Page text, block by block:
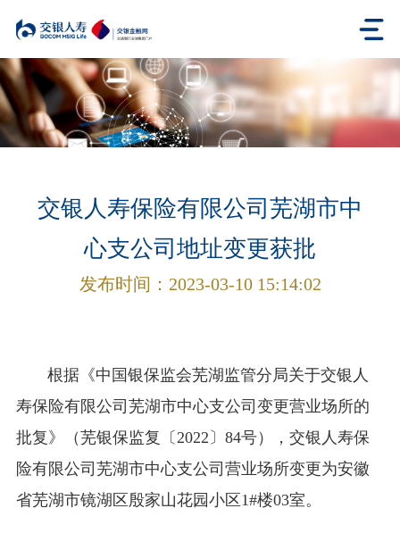
交银人寿保险有限公司芜湖市中
心支公司地址变更获批
发布时间： 2023-03-10 15:14:02
根据《中国银保监会芜湖监管分局关于交银人
寿保险有限公司 芜湖市中心支公司 变更营业场所的
批复》（芜银保监复 〔2022〕 84号），交银人寿保
险有限公司 芜湖市中心支公司 营业场所变更为安徽
省芜湖市镜湖区殷家山花园小区1#楼03室。